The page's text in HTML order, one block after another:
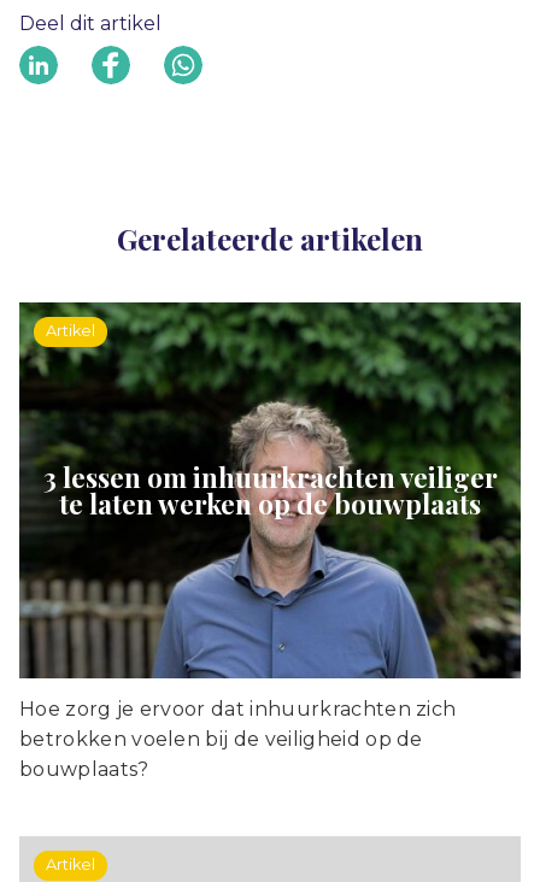
Deel dit artikel
Gerelateerde artikelen
Artikel
3 lessen om inhuurkrachten veiliger
te laten werken op de bouwplaats
Hoe zorg je ervoor dat inhuurkrachten zich
betrokken voelen bij de veiligheid op de
bouwplaats?
Artikel